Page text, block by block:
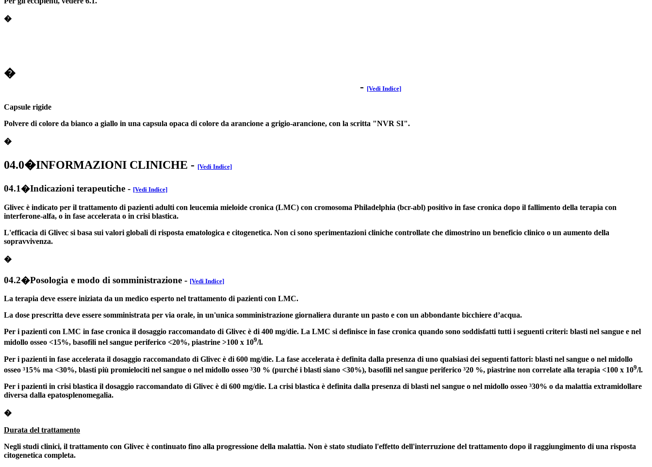
�
�
- [Vedi Indice]
Capsule rigide
Polvere di colore da bianco a giallo in una capsula opaca di colore da arancione a grigio-arancione, con la scritta "NVR SI".
�
04.0�INFORMAZIONI CLINICHE - [Vedi Indice]
04.1�Indicazioni terapeutiche - [Vedi Indice]
Glivec è indicato per il trattamento di pazienti adulti con leucemia mieloide cronica (LMC) con cromosoma Philadelphia (bcr-abl) positivo in fase cronica dopo il fallimento della terapia con
interferone-alfa, o in fase accelerata o in crisi blastica.
L'efficacia di Glivec si basa sui valori globali di risposta ematologica e citogenetica. Non ci sono sperimentazioni cliniche controllate che dimostrino un beneficio clinico o un aumento della
sopravvivenza.
�
04.2�Posologia e modo di somministrazione - [Vedi Indice]
La terapia deve essere iniziata da un medico esperto nel trattamento di pazienti con LMC.
La dose prescritta deve essere somministrata per via orale, in un'unica somministrazione giornaliera durante un pasto e con un abbondante bicchiere d’acqua.
Per i pazienti con LMC in fase cronica il dosaggio raccomandato di Glivec è di 400 mg/die. La LMC si definisce in fase cronica quando sono soddisfatti tutti i seguenti criteri: blasti nel sangue e nel
midollo osseo <15%, basofili nel sangue periferico <20%, piastrine >100 x 109/l.
Per i pazienti in fase accelerata il dosaggio raccomandato di Glivec è di 600 mg/die. La fase accelerata è definita dalla presenza di uno qualsiasi dei seguenti fattori: blasti nel sangue o nel midollo
osseo ³15% ma <30%, blasti più promielociti nel sangue o nel midollo osseo ³30 % (purché i blasti siano <30%), basofili nel sangue periferico ³20 %, piastrine non correlate alla terapia <100 x 109/l.
Per i pazienti in crisi blastica il dosaggio raccomandato di Glivec è di 600 mg/die. La crisi blastica è definita dalla presenza di blasti nel sangue o nel midollo osseo ³30% o da malattia extramidollare
diversa dalla epatosplenomegalia.
�
Durata del trattamento
Negli studi clinici, il trattamento con Glivec è continuato fino alla progressione della malattia. Non è stato studiato l'effetto dell'interruzione del trattamento dopo il raggiungimento di una risposta
citogenetica completa.